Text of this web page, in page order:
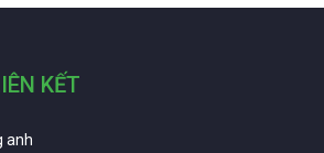
KẾT
anh